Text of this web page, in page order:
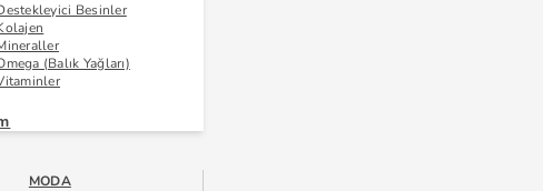
Besinler
(Balık Yağları)
MODA